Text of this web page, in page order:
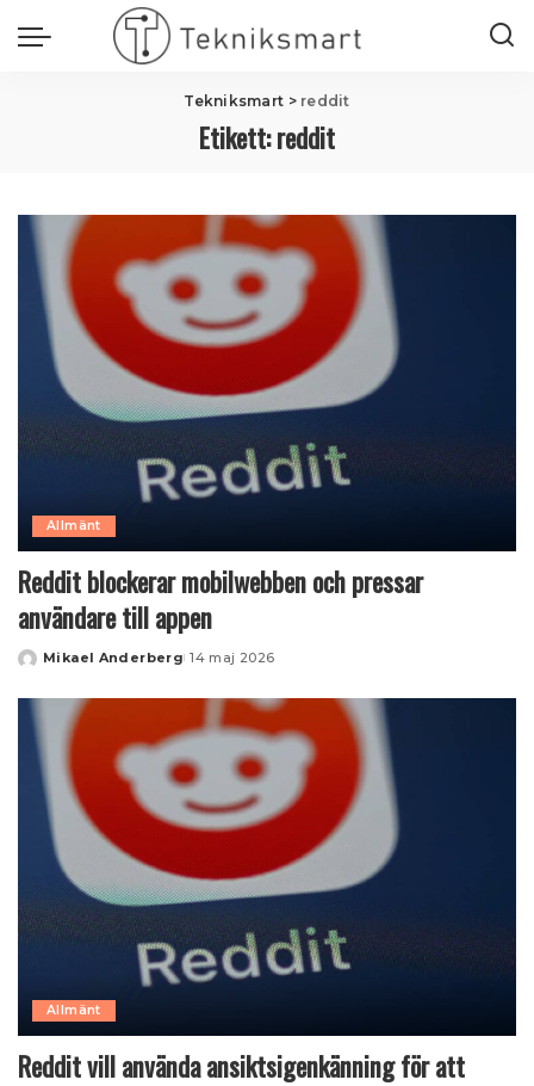
Tekniksmart > reddit
Etikett:reddit
Allmänt
Reddit blockerar mobilwebben och pressar
användare till appen
Posted
Mikael Anderberg 14 maj 2026
Allmänt
Reddit vill använda ansiktsigenkänning för att